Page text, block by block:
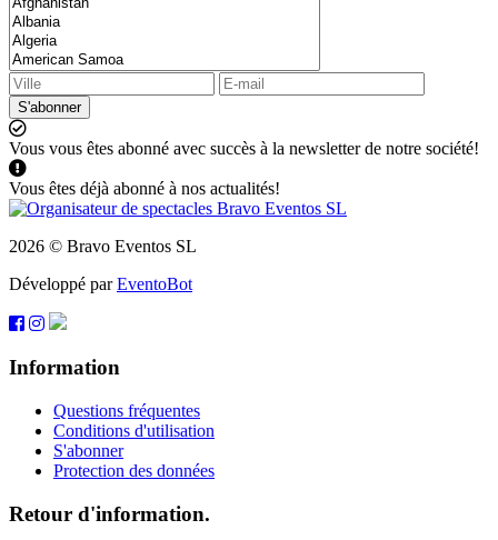
S'abonner
Vous vous êtes abonné avec succès à la newsletter de notre société!
Vous êtes déjà abonné à nos actualités!
2026 © Bravo Eventos SL
Développé parEventoBot
Information
Questions fréquentes
Conditions d'utilisation
S'abonner
Protection des données
Retour d'information.